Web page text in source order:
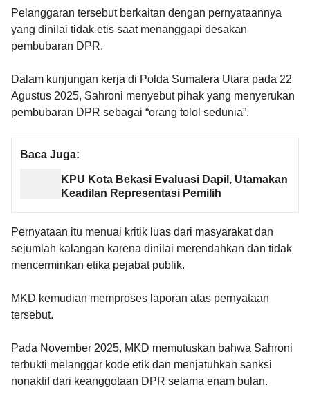
Pelanggaran tersebut berkaitan dengan pernyataannya
yang dinilai tidak etis saat menanggapi desakan
pembubaran DPR.
Dalam kunjungan kerja di Polda Sumatera Utara pada 22
Agustus 2025, Sahroni menyebut pihak yang menyerukan
pembubaran DPR sebagai “orang tolol sedunia”.
Baca Juga:
KPU Kota Bekasi Evaluasi Dapil, Utamakan
Keadilan Representasi Pemilih
Pernyataan itu menuai kritik luas dari masyarakat dan
sejumlah kalangan karena dinilai merendahkan dan tidak
mencerminkan etika pejabat publik.
MKD kemudian memproses laporan atas pernyataan
tersebut.
Pada November 2025, MKD memutuskan bahwa Sahroni
terbukti melanggar kode etik dan menjatuhkan sanksi
nonaktif dari keanggotaan DPR selama enam bulan.